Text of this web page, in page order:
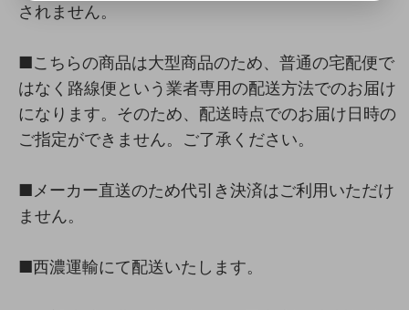
されません。
■こちらの商品は大型商品のため、普通の宅配便で
はなく路線便という業者専用の配送方法でのお届け
になります。そのため、配送時点でのお届け日時の
ご指定ができません。ご了承ください。
■メーカー直送のため代引き決済はご利用いただけ
ません。
■西濃運輸にて配送いたします。